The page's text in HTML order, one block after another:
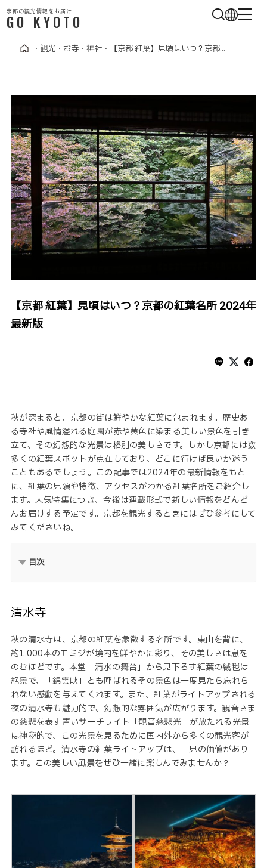
・ 観光 ・ お寺・神社・ 【京都 紅葉】見頃はいつ？京都...
【京都 紅葉】見頃はいつ？京都の紅葉名所 2024年
最新版
秋が深まると、京都の街は鮮やかな紅葉に包まれます。歴史あ
る寺社や風情溢れる庭園が赤や黄色に染まる美しい景色を引き
立て、その幻想的な光景は格別の美しさです。しかし京都には数
多くの紅葉スポットが点在しており、どこに行けば良いか迷う
こともあるでしょう。この記事では2024年の最新情報をもと
に、紅葉の見頃や特徴、アクセスがわかる紅葉名所をご紹介し
ます。人気特集につき、今後は連載形式で新しい情報をどんど
んお届けする予定です。京都を観光するときにはぜひ参考にして
みてくださいね。
目次
清水寺
秋の清水寺は、京都の紅葉を象徴する名所です。東山を背に、
約1,000本のモミジが境内を鮮やかに彩り、その美しさは息を
のむほどです。本堂「清水の舞台」から見下ろす紅葉の絨毯は
絶景で、「錦雲峡」とも呼ばれるその景色は一度見たら忘れら
れない感動を与えてくれます。また、紅葉がライトアップされる
夜の清水寺も魅力的で、幻想的な雰囲気が広がります。観音さま
の慈悲を表す青いサーチライト「観音慈悲光」が放たれる光景
は神秘的で、この光景を見るために国内外から多くの観光客が
訪れるほど。清水寺の紅葉ライトアップは、一見の価値があり
ます。この美しい風景をぜひ一緒に楽しんでみませんか？
京都の観光情報をお届け
GO KYOTO